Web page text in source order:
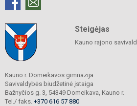
Steigėjas
Kauno rajono
Kauno r. Domeikavos gimnazija
Savivaldybės biudžetinė įstaiga
Bažnyčios g. 3, 54349 Domeikava, Kauno r.
Tel./ faks. +370 616 57 880